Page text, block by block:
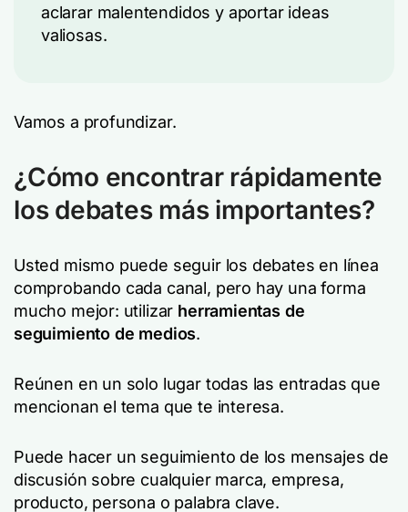
aclarar malentendidos y aportar ideas
valiosas.
Vamos a profundizar.
¿Cómo encontrar rápidamente
los debates más importantes?
Usted mismo puede seguir los debates en línea
comprobando cada canal, pero hay una forma
mucho mejor: utilizar herramientas de
seguimiento de medios.
Reúnen en un solo lugar todas las entradas que
mencionan el tema que te interesa.
Puede hacer un seguimiento de los mensajes de
discusión sobre cualquier marca, empresa,
producto, persona o palabra clave.